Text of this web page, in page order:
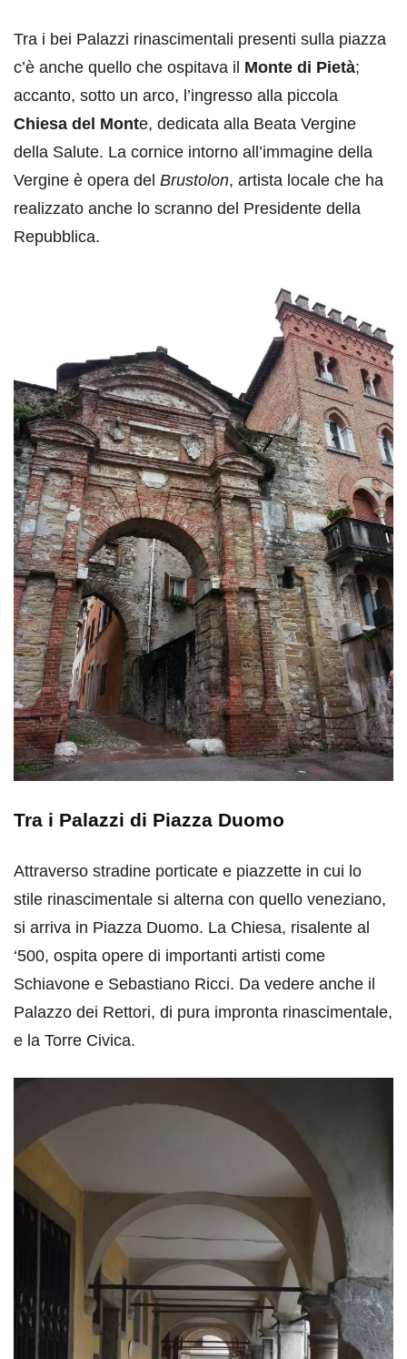
Tra i bei Palazzi rinascimentali presenti sulla piazza
c’è anche quello che ospitava il Monte di Pietà;
accanto, sotto un arco, l’ingresso alla piccola
Chiesa del Monte, dedicata alla Beata Vergine
della Salute. La cornice intorno all’immagine della
Vergine è opera del Brustolon, artista locale che ha
realizzato anche lo scranno del Presidente della
Repubblica.
Tra i Palazzi di Piazza Duomo
Attraverso stradine porticate e piazzette in cui lo
stile rinascimentale si alterna con quello veneziano,
si arriva in Piazza Duomo. La Chiesa, risalente al
‘500, ospita opere di importanti artisti come
Schiavone e Sebastiano Ricci. Da vedere anche il
Palazzo dei Rettori, di pura impronta rinascimentale,
e la Torre Civica.